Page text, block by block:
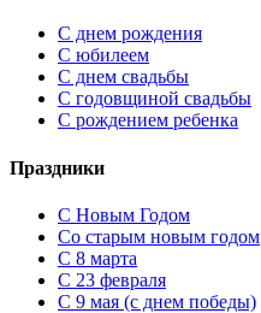
С днем рождения
С юбилеем
С днем свадьбы
С годовщиной свадьбы
С рождением ребенка
Праздники
C Новым Годом
Cо старым новым годом
С 8 марта
С 23 февраля
С 9 мая (с днем победы)